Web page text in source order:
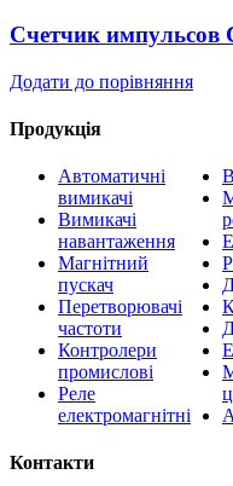
Счетчик
Додати до порівняння
Продукція
Автоматичні
вимикачі
Вимикачі
навантаження
Магнітний
пускач
Перетворювачі
частоти
Контролери
промислові
Реле
електромагнітні
Контакти